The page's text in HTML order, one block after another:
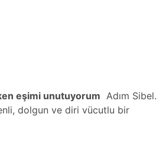
eşimi unutuyorum Adım Sibel.
dolgun ve diri vücutlu bir